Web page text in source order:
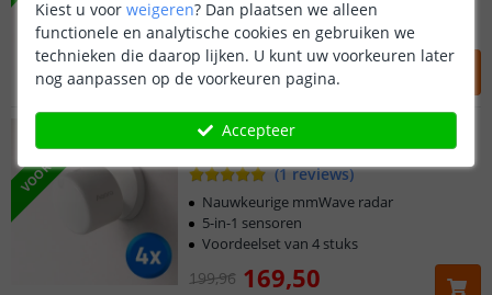
OP VOORRAAD
149,97 134,50
5-in-1 sensoren
Voordeelset van 3 stuks
VOORDEELSET
Aqara Presence Sensor FP300
Multi-sensor | Set van 4
(1 reviews)
199,96 169,50
Nauwkeurige mmWave radar
5-in-1 sensoren
Voordeelset van 4 stuks
Kiest u voor weigeren? Dan plaatsen we alleen
functionele en analytische cookies en gebruiken we
technieken die daarop lijken. U kunt uw voorkeuren later
nog aanpassen op de voorkeuren pagina.
Accepteer